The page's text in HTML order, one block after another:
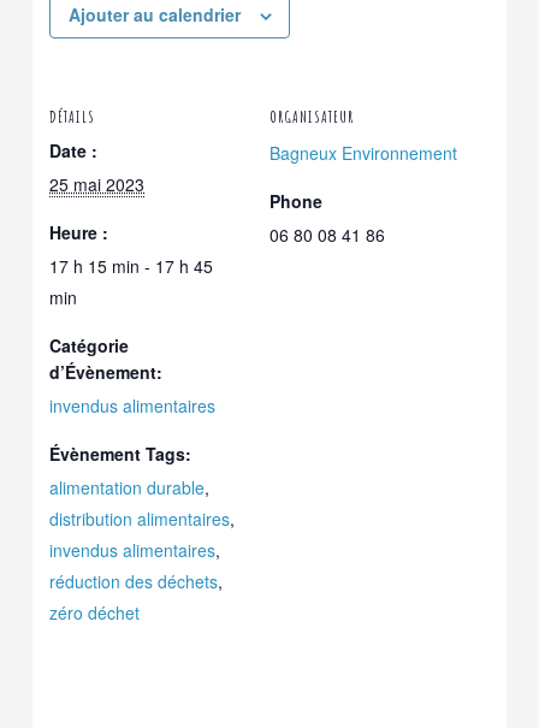
Ajouter au calendrier
DÉTAILS
Date :
25 mai 2023
Heure :
17 h 15 min - 17 h 45
min
Catégorie
d’Évènement:
invendus alimentaires
Évènement Tags:
alimentation durable,
distribution alimentaires,
invendus alimentaires,
réduction des déchets,
zéro déchet
ORGANISATEUR
Bagneux Environnement
Phone
06 80 08 41 86